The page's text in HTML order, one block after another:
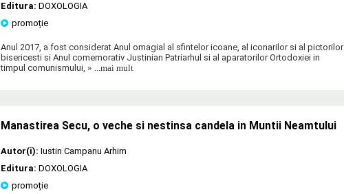
Editura: DOXOLOGIA
promoție
Anul 2017, a fost considerat Anul omagial al sfintelor icoane, al iconarilor si al pictorilor
bisericesti si Anul comemorativ Justinian Patriarhul si al aparatorilor Ortodoxiei in
timpul comunismului, » ...mai mult
Manastirea Secu, o veche si nestinsa candela in Muntii Neamtului
Autor(i): Iustin Campanu Arhim
Editura: DOXOLOGIA
promoție